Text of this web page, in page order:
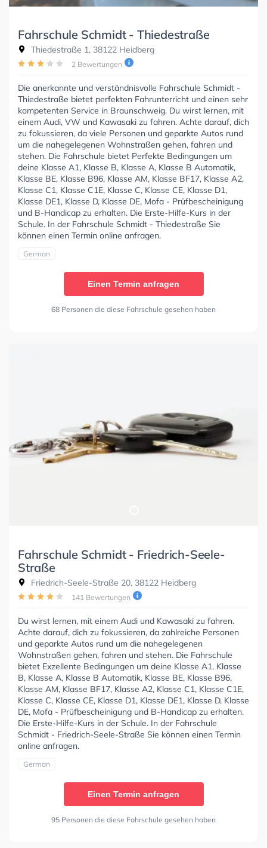
Fahrschule Schmidt - Thiedestraße
Thiedestraße 1, 38122 Heidberg
2 Bewertungen
Die anerkannte und verständnisvolle Fahrschule Schmidt -
Thiedestraße bietet perfekten Fahrunterricht und einen sehr
kompetenten Service in Braunschweig. Du wirst lernen, mit
einem Audi, VW und Kawasaki zu fahren. Achte darauf, dich
zu fokussieren, da viele Personen und geparkte Autos rund
um die nahegelegenen Wohnstraßen gehen, fahren und
stehen. Die Fahrschule bietet Perfekte Bedingungen um
deine Klasse A1, Klasse B, Klasse A, Klasse B Automatik,
Klasse BE, Klasse B96, Klasse AM, Klasse BF17, Klasse A2,
Klasse C1, Klasse C1E, Klasse C, Klasse CE, Klasse D1,
Klasse DE1, Klasse D, Klasse DE, Mofa - Prüfbescheinigung
und B-Handicap zu erhalten. Die Erste-Hilfe-Kurs in der
Schule. In der Fahrschule Schmidt - Thiedestraße Sie
können einen Termin online anfragen.
German
Einen Termin anfragen
68 Personen die diese Fahrschule gesehen haben
Fahrschule Schmidt - Friedrich-Seele-
Straße
Friedrich-Seele-Straße 20, 38122 Heidberg
141 Bewertungen
Du wirst lernen, mit einem Audi und Kawasaki zu fahren.
Achte darauf, dich zu fokussieren, da zahlreiche Personen
und geparkte Autos rund um die nahegelegenen
Wohnstraßen gehen, fahren und stehen. Die Fahrschule
bietet Exzellente Bedingungen um deine Klasse A1, Klasse
B, Klasse A, Klasse B Automatik, Klasse BE, Klasse B96,
Klasse AM, Klasse BF17, Klasse A2, Klasse C1, Klasse C1E,
Klasse C, Klasse CE, Klasse D1, Klasse DE1, Klasse D, Klasse
DE, Mofa - Prüfbescheinigung und B-Handicap zu erhalten.
Die Erste-Hilfe-Kurs in der Schule. In der Fahrschule
Schmidt - Friedrich-Seele-Straße Sie können einen Termin
online anfragen.
German
Einen Termin anfragen
95 Personen die diese Fahrschule gesehen haben